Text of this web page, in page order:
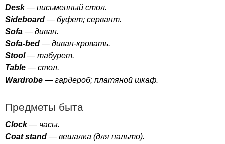
Desk— письменный стол.
Sideboard — буфет; сервант.
Sofa — диван.
Sofa-bed — диван-кровать.
Stool— табурет.
Table — стол.
Wardrobe — гардероб; платяной шкаф.
Предметы быта
Clock— часы.
Coat stand — вешалка (для пальто).